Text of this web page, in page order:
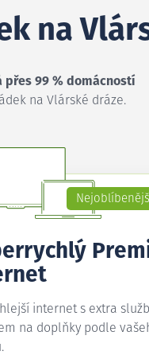
na
přes 99 % domácností
na Vlárské dráze.
internet s extra
na doplňky podle